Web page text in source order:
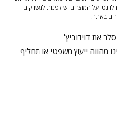
על המוצרים יש לפנות למשווקים
באתר.
מהווה ייעוץ משפטי או תחליף